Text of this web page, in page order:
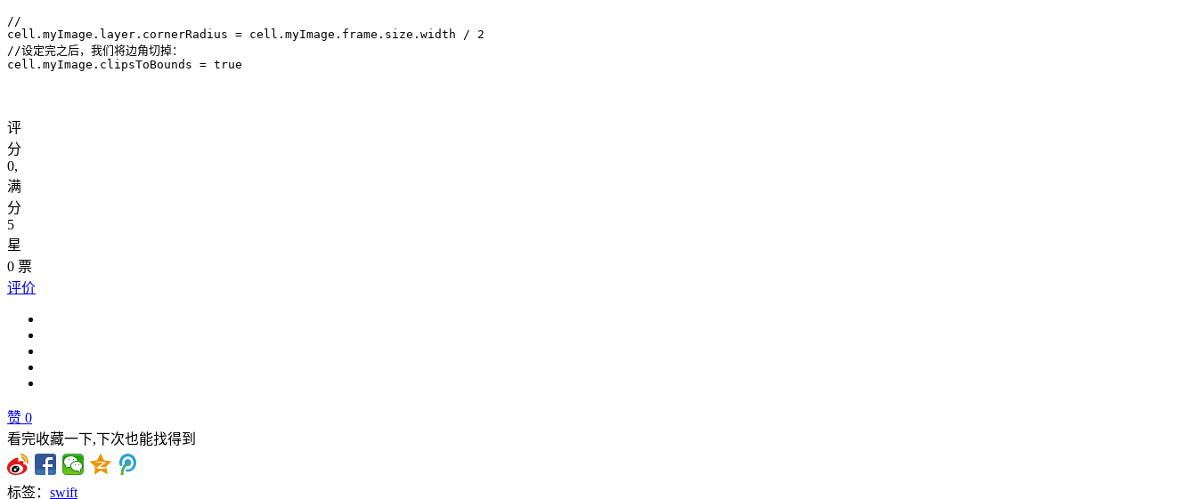
//
cell.myImage.layer.cornerRadius = cell.myImage.frame.size.width / 2
//设定完之后，我们将边角切掉：
cell.myImage.clipsToBounds = true
评
分
0,
满
分
5
星
0 票
评价
赞 0
看完收藏一下,下次也能找得到
标签： swift